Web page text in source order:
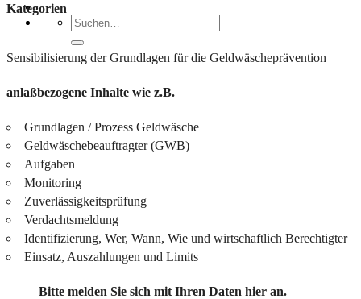
Suche
nach:
Kategorien
Sensibilisierung der Grundlagen für die Geldwäscheprävention
anlaßbezogene Inhalte wie z.B.
Grundlagen / Prozess Geldwäsche
Geldwäschebeauftragter (GWB)
Aufgaben
Monitoring
Zuverlässigkeitsprüfung
Verdachtsmeldung
Identifizierung, Wer, Wann, Wie und wirtschaftlich Berechtigter
Einsatz, Auszahlungen und Limits
Bitte melden Sie sich mit Ihren Daten hier an.